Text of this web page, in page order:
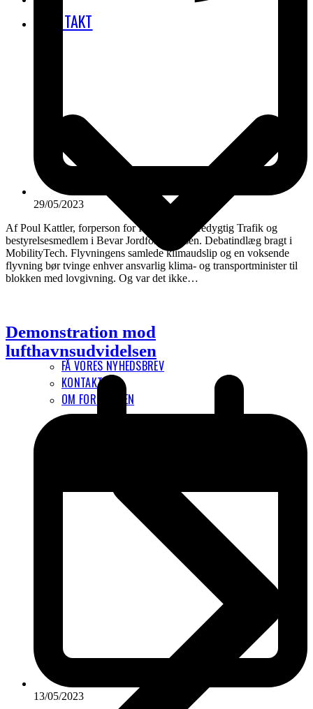
KONTAKT
FÅ VORES NYHEDSBREV
KONTAKT
OM FORENINGEN
29/05/2023
Af Poul Kattler, forperson for Rådet for Bæredygtig Trafik og
bestyrelsesmedlem i Bevar Jordforbindelsen. Debatindlæg bragt i
MobilityTech. Flyvningens samlede klimaudslip og en voksende
flyvning bør tvinge enhver ansvarlig klima- og transportminister til
blokken med lovgivning. Og var det ikke…
Demonstration mod
lufthavnsudvidelsen
13/05/2023